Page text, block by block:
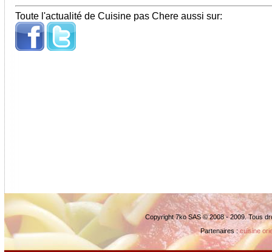
Toute l'actualité de Cuisine pas Chere aussi sur:
Copyright 7ko SAS © 2008 - 2009. Tous
Partenaires :cuisine